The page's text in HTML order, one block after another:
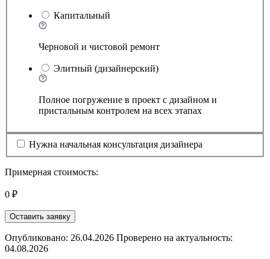
Капитальный
Черновой и чистовой ремонт
Элитный (дизайнерский)
Полное погружение в проект с дизайном и
пристальным контролем на всех этапах
Нужна начальная консультация дизайнера
Примерная стоимость:
0 ₽
Оставить заявку
Опубликовано: 26.04.2026 Проверено на актуальность:
04.08.2026